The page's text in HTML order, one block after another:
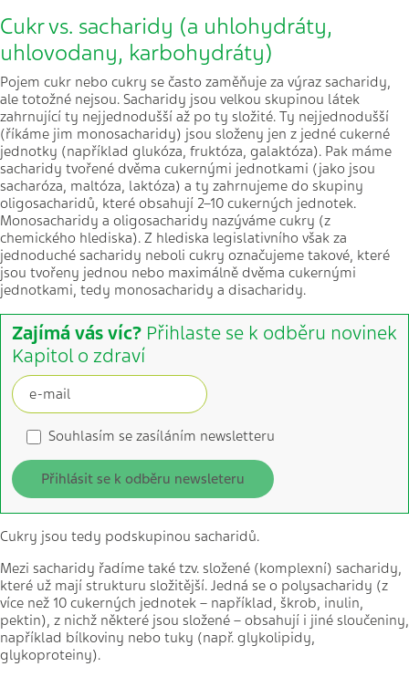
Cukr vs. sacharidy (a uhlohydráty,
uhlovodany, karbohydráty)
Pojem cukr nebo cukry se často zaměňuje za výraz sacharidy,
ale totožné nejsou. Sacharidy jsou velkou skupinou látek
zahrnující ty nejjednodušší až po ty složité. Ty nejjednodušší
(říkáme jim monosacharidy) jsou složeny jen z jedné cukerné
jednotky (například glukóza, fruktóza, galaktóza). Pak máme
sacharidy tvořené dvěma cukernými jednotkami (jako jsou
sacharóza, maltóza, laktóza) a ty zahrnujeme do skupiny
oligosacharidů, které obsahují 2–10 cukerných jednotek.
Monosacharidy a oligosacharidy nazýváme cukry (z
chemického hlediska). Z hlediska legislativního však za
jednoduché sacharidy neboli cukry označujeme takové, které
jsou tvořeny jednou nebo maximálně dvěma cukernými
jednotkami, tedy monosacharidy a disacharidy.
Zajímá vás víc? Přihlaste se k odběru novinek
Kapitol o zdraví
Souhlasím se zasíláním newsletteru
Přihlásit se k odběru newsleteru
Cukry jsou tedy podskupinou sacharidů.
Mezi sacharidy řadíme také tzv. složené (komplexní) sacharidy,
které už mají strukturu složitější. Jedná se o polysacharidy (z
více než 10 cukerných jednotek – například, škrob, inulin,
pektin), z nichž některé jsou složené – obsahují i jiné sloučeniny,
například bílkoviny nebo tuky (např. glykolipidy,
glykoproteiny).